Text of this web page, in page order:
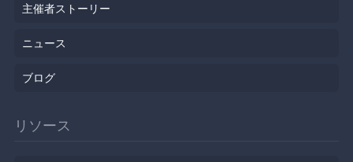
主催者ストーリー
ニュース
ブログ
リソース